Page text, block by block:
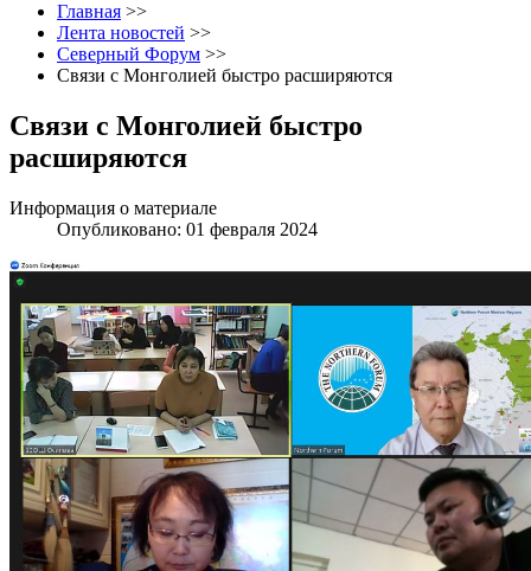
Главная >>
Лента новостей >>
Северный Форум >>
Связи с Монголией быстро расширяются
Связи с Монголией быстро
расширяются
Информация о материале
Опубликовано: 01 февраля 2024